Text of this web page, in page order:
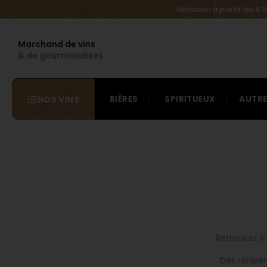
Livraison à partir de
Marchand de vins
& de gourmandises
NOS VINS BIÈRES SPIRITUEUX
Retrouvez
Des